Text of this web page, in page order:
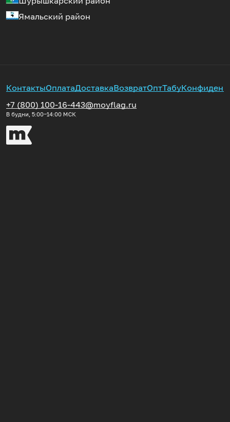
Ямальский район
КонтактыОплатаДоставкаВозвратОптТабу
+7 (800) 100-16-44
В будни, 5:00‒14:00 МСК
3@moyflag.ru